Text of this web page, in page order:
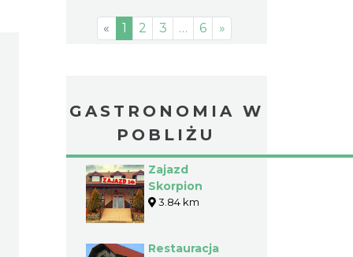
« 1 2 3 … 6 »
GASTRONOMIA W
POBLIŻU
Zajazd
Skorpion
3.84 km
Restauracja